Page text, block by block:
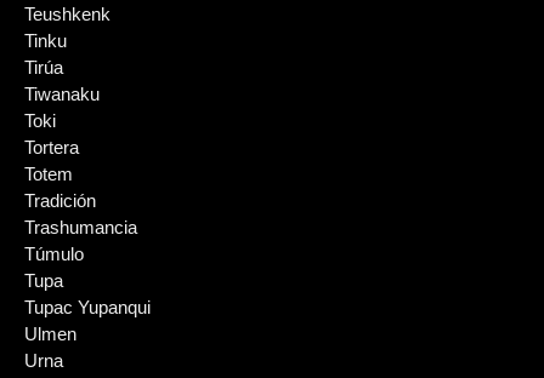
Teushkenk
Tinku
Tirúa
Tiwanaku
Toki
Tortera
Totem
Tradición
Trashumancia
Túmulo
Tupa
Tupac Yupanqui
Ulmen
Urna